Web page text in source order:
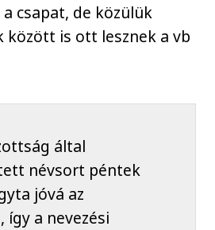
csapat, de közülük
között is ott lesznek a vb
által
névsort péntek
jóvá az
így a nevezési